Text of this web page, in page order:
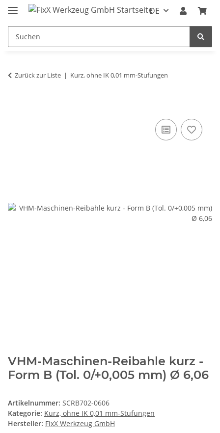
DE
Zurück zur Liste Kurz, ohne IK 0,01 mm-Stufungen
VHM-Maschinen-Reibahle kurz -
Form B (Tol. 0/+0,005 mm) Ø 6,06
Artikelnummer: SCRB702-0606
Kategorie: Kurz, ohne IK 0,01 mm-Stufungen
Hersteller: FixX Werkzeug GmbH